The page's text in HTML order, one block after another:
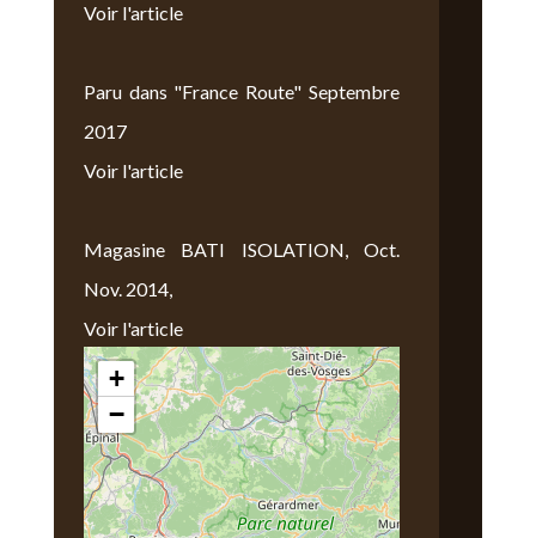
Voir l'article
Paru dans "France Route" Septembre
2017
Voir l'article
Magasine BATI ISOLATION, Oct.
Nov. 2014,
Voir l'article
Nous Trouver
+
−